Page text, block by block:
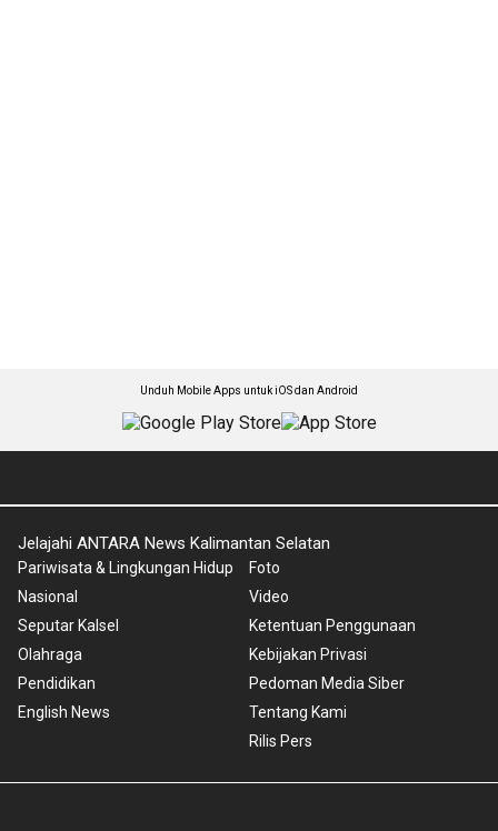
Unduh Mobile Apps untuk iOS dan Android
Jelajahi ANTARA News Kalimantan Selatan
Pariwisata & Lingkungan Hidup
Nasional
Seputar Kalsel
Olahraga
Pendidikan
English News
Foto
Video
Ketentuan Penggunaan
Kebijakan Privasi
Pedoman Media Siber
Tentang Kami
Rilis Pers